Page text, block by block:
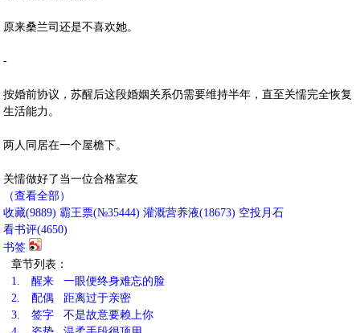
原来桑兰司还是不喜欢她。
-
按婚前协议，苏醒后这段婚姻关系仍需要维持半年，直至关懦完全恢复
生活能力。
两人同居在一个屋檐下。
关懦做好了当一位合格室友
（查看全部）
收藏(9889) 霸王票(№35444) 灌溉营养液(18673) 空投月石
看书评(4650)
书签
章节列表：
1.
醒来 一眼便终身难忘的脸
2.
配偶 距离过于亲密
3.
签字 不是故意要赖上你